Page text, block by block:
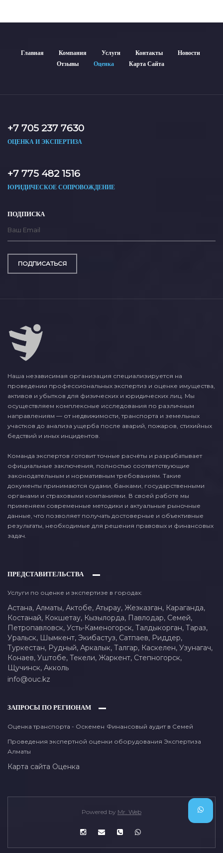
Главная Компания Услуги Контакты
Новости
Отзывы
Оценка Карта Сайта
+7 705 237 7630
ОЦЕНКА И ЭКСПЕРТИЗА
+7 775 482 1516
ЮРИДИЧЕСКОЕ СОПРОВОЖДЕНИЕ
ПОДПИСКА
ПОДПИСАТЬСЯ
Наша независимая организация специализируется на
проведении профессиональных экспертиз и оценке имущества,
активов и убытков для физических и юридических лиц. Мы
осуществляем комплексные исследования по различным
направлениям — от недвижимости, транспорта и земельных
участков до анализа ущерба после аварий, пожаров, стихийных
бедствий и иных инцидентов.
Команда экспертов готовит точные расчёты и разрабатывает
официальные заключения, полностью соответствующие
законодательным и нормативным требованиям. Такие
документы принимаются судами, банками, государственными
органами и страховыми компаниями. В своей работе мы
применяем современные методики и актуальные рыночные
данные, что позволяет получать достоверные и объективные
результаты, необходимые для решения правовых и финансовых
задач.
ПРЕДСТАВИТЕЛЬСТВА
Услуги по оценке и экспертизе в городах:
Астана, Алматы, Актобе, Атырау, Жезказган, Караганда,
Костанай, Кокшетау, Кызылорда, Павлодар, Семей,
Петропавловск, Усть-Каменогорск, Талдыкорган, Тараз,
Уральск, Шымкент, Экибастуз, Сатпаев, Риддер,
Туркестан, Рудный, Аркалык, Талгар, Каскелен, Узунагач,
Конаев, Уштобе, Текели, Жаркент, Степногорск,
Щучинск, Акколь
info@ouc.kz
ЗАПРОСЫ ПО РЕГИОНАМ
Оценка транспорта - Оскемен Финансовый аудит в Семей
Проведения экспертной оценки оборудования Экспертиза
Алматы
Карта сайта Оценка
Powered by Mr. Web